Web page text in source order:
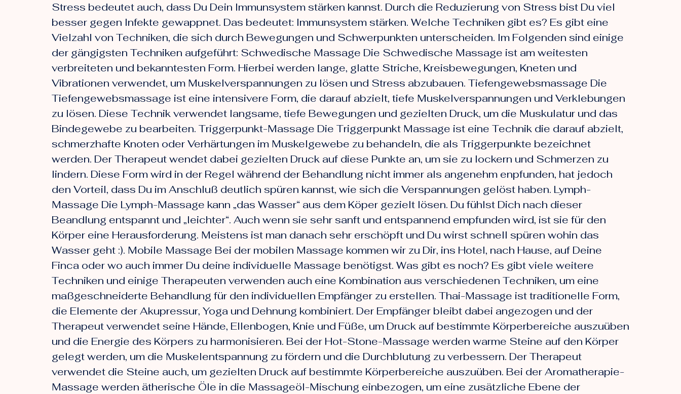
Stress bedeutet auch, dass Du Dein Immunsystem stärken kannst. Durch die Reduzierung von Stress bist Du viel
besser gegen Infekte gewappnet. Das bedeutet: Immunsystem stärken. Welche Techniken gibt es? Es gibt eine
Vielzahl von Techniken, die sich durch Bewegungen und Schwerpunkten unterscheiden. Im Folgenden sind einige
der gängigsten Techniken aufgeführt: Schwedische Massage Die Schwedische Massage ist am weitesten
verbreiteten und bekanntesten Form. Hierbei werden lange, glatte Striche, Kreisbewegungen, Kneten und
Vibrationen verwendet, um Muskelverspannungen zu lösen und Stress abzubauen. Tiefengewebsmassage Die
Tiefengewebsmassage ist eine intensivere Form, die darauf abzielt, tiefe Muskelverspannungen und Verklebungen
zu lösen. Diese Technik verwendet langsame, tiefe Bewegungen und gezielten Druck, um die Muskulatur und das
Bindegewebe zu bearbeiten. Triggerpunkt-Massage Die Triggerpunkt Massage ist eine Technik die darauf abzielt,
schmerzhafte Knoten oder Verhärtungen im Muskelgewebe zu behandeln, die als Triggerpunkte bezeichnet
werden. Der Therapeut wendet dabei gezielten Druck auf diese Punkte an, um sie zu lockern und Schmerzen zu
lindern. Diese Form wird in der Regel während der Behandlung nicht immer als angenehm enpfunden, hat jedoch
den Vorteil, dass Du im Anschluß deutlich spüren kannst, wie sich die Verspannungen gelöst haben. Lymph-
Massage Die Lymph-Massage kann „das Wasser“ aus dem Köper gezielt lösen. Du fühlst Dich nach dieser
Beandlung entspannt und „leichter“. Auch wenn sie sehr sanft und entspannend empfunden wird, ist sie für den
Körper eine Herausforderung. Meistens ist man danach sehr erschöpft und Du wirst schnell spüren wohin das
Wasser geht :). Mobile Massage Bei der mobilen Massage kommen wir zu Dir, ins Hotel, nach Hause, auf Deine
Finca oder wo auch immer Du deine individuelle Massage benötigst. Was gibt es noch? Es gibt viele weitere
Techniken und einige Therapeuten verwenden auch eine Kombination aus verschiedenen Techniken, um eine
maßgeschneiderte Behandlung für den individuellen Empfänger zu erstellen. Thai-Massage ist traditionelle Form,
die Elemente der Akupressur, Yoga und Dehnung kombiniert. Der Empfänger bleibt dabei angezogen und der
Therapeut verwendet seine Hände, Ellenbogen, Knie und Füße, um Druck auf bestimmte Körperbereiche auszuüben
und die Energie des Körpers zu harmonisieren. Bei der Hot-Stone-Massage werden warme Steine auf den Körper
gelegt werden, um die Muskelentspannung zu fördern und die Durchblutung zu verbessern. Der Therapeut
verwendet die Steine auch, um gezielten Druck auf bestimmte Körperbereiche auszuüben. Bei der Aromatherapie-
Massage werden ätherische Öle in die Massageöl-Mischung einbezogen, um eine zusätzliche Ebene der